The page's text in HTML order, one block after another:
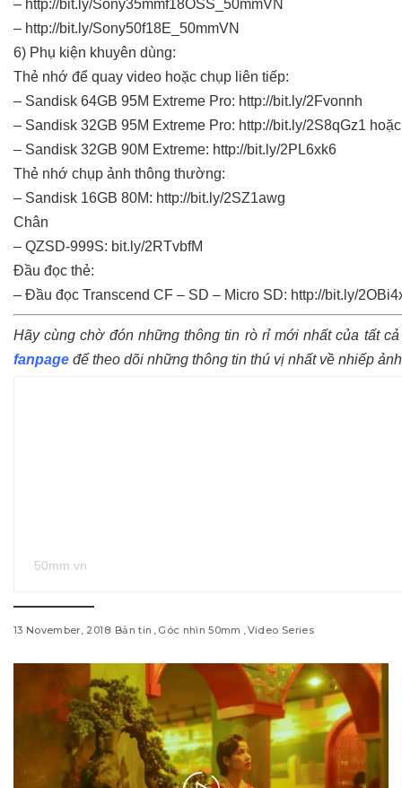
– http://bit.ly/Sony35mmf18OSS_50mmVN
– http://bit.ly/Sony50f18E_50mmVN
6) Phụ kiện khuyên dùng:
Thẻ nhớ để quay video hoặc chụp liên tiếp:
– Sandisk 64GB 95M Extreme Pro: http://bit.ly/2Fvonnh
– Sandisk 32GB 95M Extreme Pro: http://bit.ly/2S8qGz1
– Sandisk 32GB 90M Extreme: http://bit.ly/2PL6xk6
Thẻ nhớ chụp ảnh thông thường:
– Sandisk 16GB 80M: http://bit.ly/2SZ1awg
Chân
– QZSD-999S: bit.ly/2RTvbfM
Đầu đọc thẻ:
– Đầu đọc Transcend CF – SD – Micro SD: http://bit.ly/
Hãy cùng chờ đón những thông tin rò rỉ mới nhất của tất
fanpage để theo dõi những thông tin thú vị nhất về nhiếp
50mm.vn
13 November, 2018 Bản tin Góc nhìn 50mm Video Series